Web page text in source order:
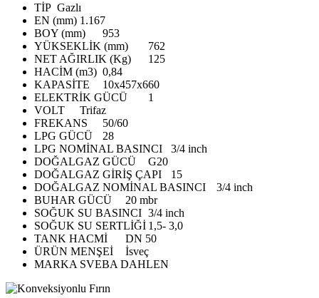
TİP Gazlı
EN (mm) 1.167
BOY (mm)
953
YÜKSEKLİK (mm)
762
NET AĞIRLIK (Kg)
125
HACİM (m3) 0,84
KAPASİTE
10x457x660
ELEKTRİK GÜCÜ
1
VOLT
Trifaz
FREKANS
50/60
LPG GÜCÜ
28
LPG NOMİNAL BASINCI
3/4 inch
DOĞALGAZ GÜCÜ
G20
DOĞALGAZ GİRİŞ ÇAPI
15
DOĞALGAZ NOMİNAL BASINCI
3/4 inch
BUHAR GÜCÜ
20 mbr
SOĞUK SU BASINCI 3/4 inch
SOĞUK SU SERTLİĞİ 1,5- 3,0
TANK HACMİ
DN 50
ÜRÜN MENŞEİ
İsveç
MARKA SVEBA DAHLEN